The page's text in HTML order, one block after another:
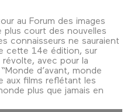
au Forum des images
plus court des nouvelles
connaisseurs ne sauraient
cette 14e édition, sur
avec pour la
d’avant, monde
aux films reflétant les
plus que jamais en